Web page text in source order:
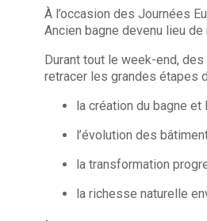
À l’occasion des Journées
Ancien bagne devenu lieu
Durant tout le week-end, des
retracer les grandes étapes
la création du bagne et
l’évolution des
la transformation
la richesse naturelle